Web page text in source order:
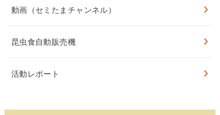
動画（セミたまチャンネル）
昆虫食自動販売機
活動レポート